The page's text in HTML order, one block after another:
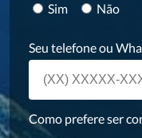
Sim Não
Seu telefone ou
Como prefere ser